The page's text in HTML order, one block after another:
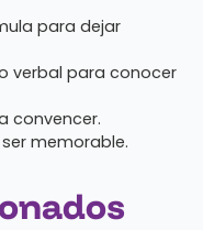
para dejar
verbal para conocer
convencer.
memorable.